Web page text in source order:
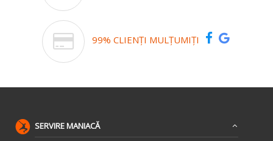
99% CLIENȚI MULȚUMIȚI
SERVIRE MANIACĂ